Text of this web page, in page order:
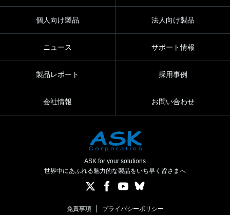
個人向け製品 法人向け製品
ニュース サポート情報
製品レポート 採用事例
会社情報 お問い合わせ
ASK for your solutions
世界中にあふれる魅力的な製品をいち早く皆さまへ
免責事項 プライバシーポリシー